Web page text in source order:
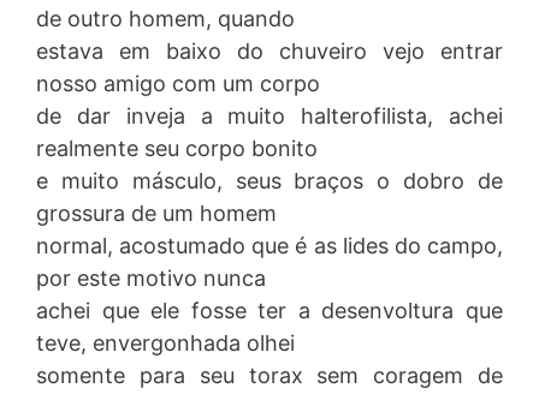
de outro homem, quando
estava em baixo do chuveiro vejo entrar
nosso amigo com um corpo
de dar inveja a muito halterofilista, achei
realmente seu corpo bonito
e muito másculo, seus braços o dobro de
grossura de um homem
normal, acostumado que é as lides do campo,
por este motivo nunca
achei que ele fosse ter a desenvoltura que
teve, envergonhada olhei
somente para seu torax sem coragem de